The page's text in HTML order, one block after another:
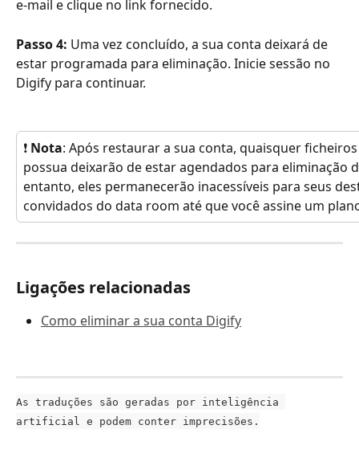
e-mail e clique no link fornecido.
Passo 4: Uma vez concluído, a sua conta deixará de
estar programada para eliminação. Inicie sessão no
Digify para continuar.
❗ Nota: Após restaurar a sua conta, quaisquer
possua deixarão de estar agendados para eliminação
entanto, eles permanecerão inacessíveis para seus
convidados do data room até que você assine um
Ligações relacionadas
Como eliminar a sua conta Digify
As traduções são geradas por inteligência
artificial e podem conter imprecisões.